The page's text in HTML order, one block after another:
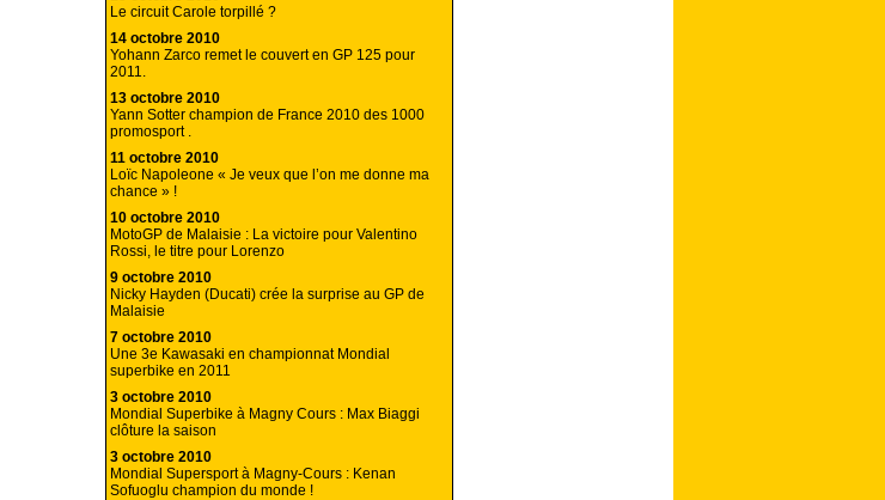
Le circuit Carole torpillé ?
14 octobre 2010
Yohann Zarco remet le couvert en GP 125 pour
2011.
13 octobre 2010
Yann Sotter champion de France 2010 des 1000
promosport .
11 octobre 2010
Loïc Napoleone « Je veux que l’on me donne ma
chance » !
10 octobre 2010
MotoGP de Malaisie : La victoire pour Valentino
Rossi, le titre pour Lorenzo
9 octobre 2010
Nicky Hayden (Ducati) crée la surprise au GP de
Malaisie
7 octobre 2010
Une 3e Kawasaki en championnat Mondial
superbike en 2011
3 octobre 2010
Mondial Superbike à Magny Cours : Max Biaggi
clôture la saison
3 octobre 2010
Mondial Supersport à Magny-Cours : Kenan
Sofuoglu champion du monde !